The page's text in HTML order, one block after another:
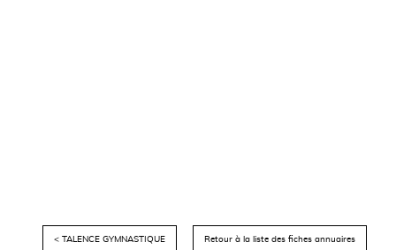
< TALENCE GYMNASTIQUE Retour à la liste des fiches annuaires